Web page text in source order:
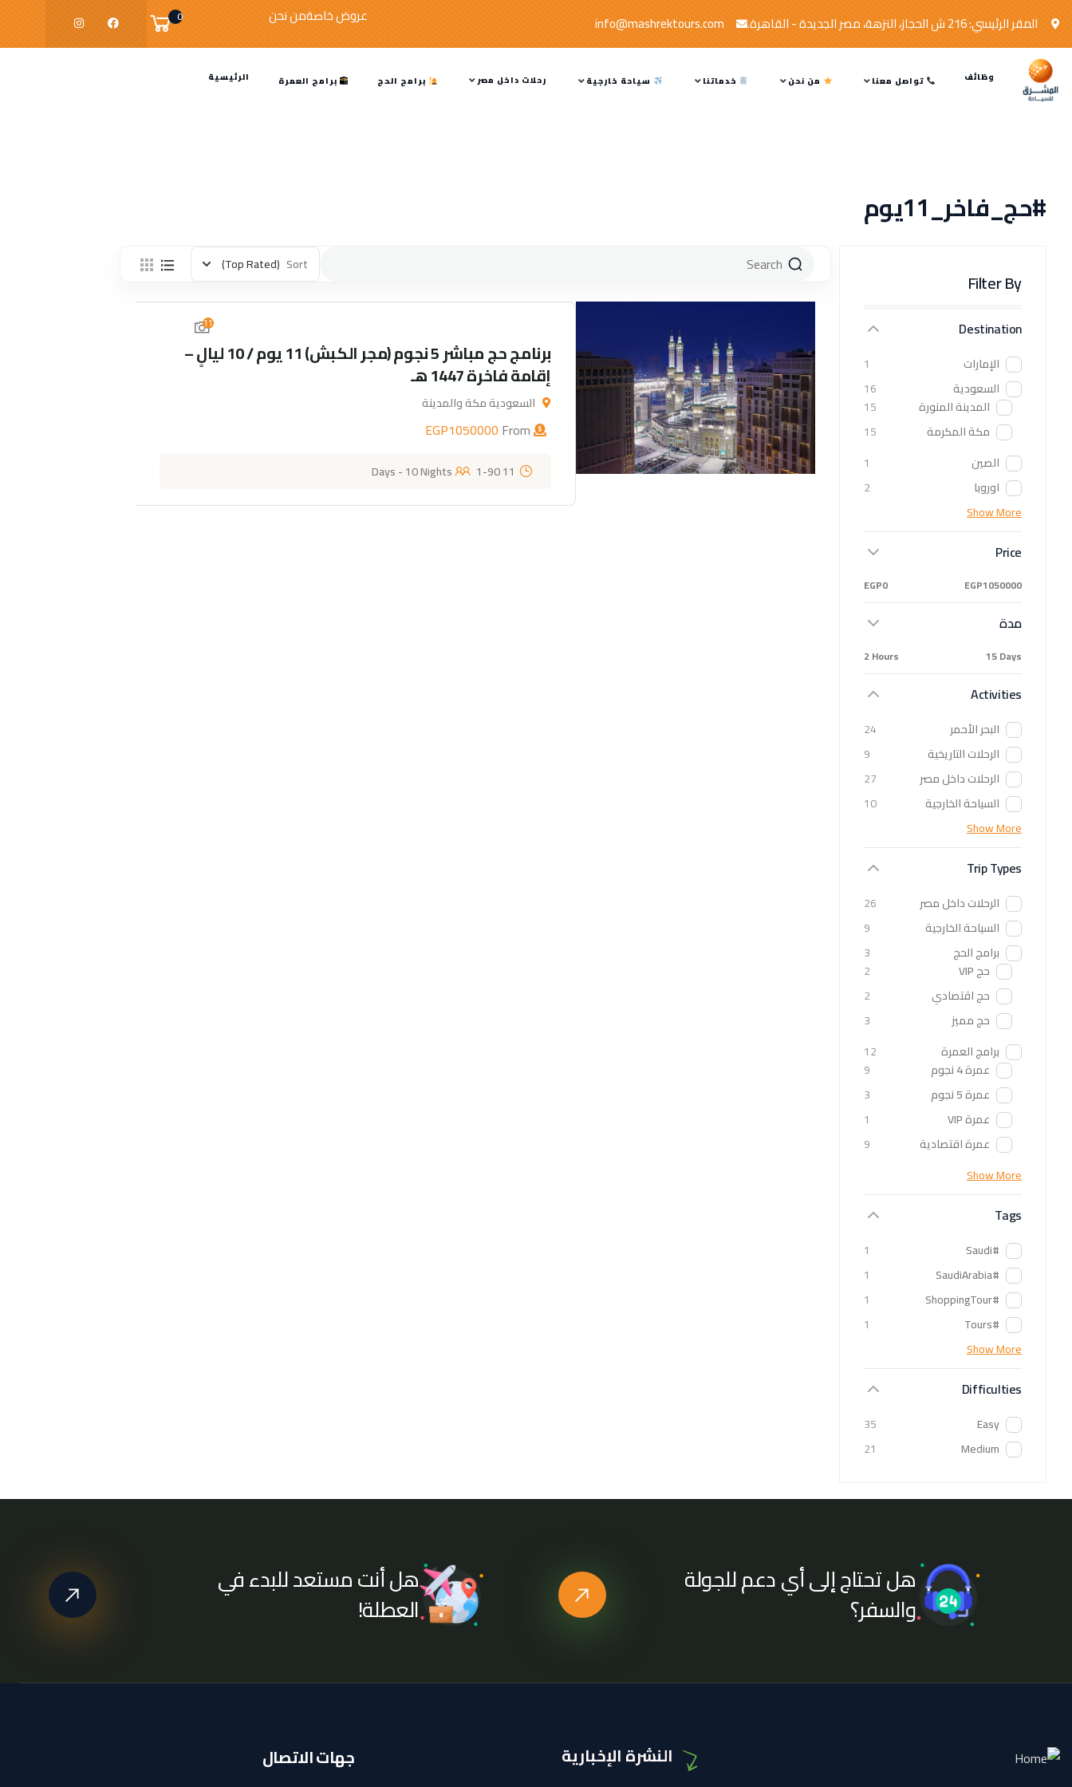
المقر الرئيسي: 216 ش الحجاز، النزهة، مصر الجديدة - القاهرة. info@mashrektours.com عروض خاصةمن نحن 0
الرئيسية برامج العمرة برامج الحج رحلات داخل مصر سياحة خارجية خدماتنا من نحن تواصل معنا وظائف
#حج_فاخر_11يوم
Filter By
Destination
الإمارات
1
السعودية
16
المدينة المنورة
15
مكة المكرمة
15
الصين
1
اوروبا
2
Show More
Price
EGP0 EGP1050000
مدة
2 Hours 15 Days
Activities
البحر الأحمر
24
الرحلات التاريخية
9
الرحلات داخل مصر
27
السياحة الخارجية
10
Show More
Trip Types
الرحلات داخل مصر
26
السياحة الخارجية
9
برامج الحج
3
حج VIP
2
حج اقتصادي
2
حج مميز
3
برامج العمرة
12
عمرة 4 نجوم
9
عمرة 5 نجوم
3
عمرة VIP
1
عمرة اقتصادية
9
Show More
Tags
#Saudi
1
#SaudiArabia
1
#ShoppingTour
1
#Tours
1
Show More
Difficulties
Easy
35
Medium
21
Sort
(Top Rated)
11
برنامج حج مباشر 5 نجوم (مجر الكبش) 11 يوم / 10 ليالٍ –
إقامة فاخرة 1447 هـ
السعودية مكة والمدينة
EGP1050000
11 Days - 10 Nights
1-90
هل تحتاج إلى أي دعم للجولة
والسفر؟
هل أنت مستعد للبدء في
العطلة!
النشرة الإخبارية جهات الاتصال